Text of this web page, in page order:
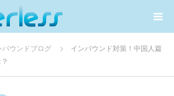
バウンドブログ
インバウンド対策！中国人篇